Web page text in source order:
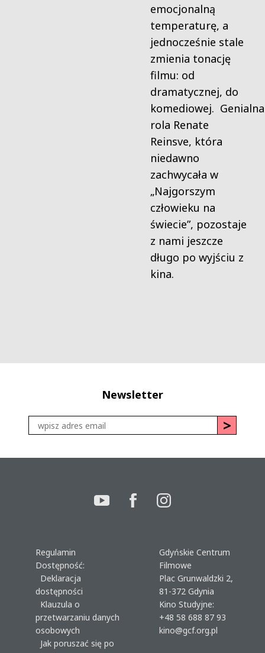
emocjonalną
temperaturę, a
jednocześnie stale
zmienia tonację
filmu: od
dramatycznej, do
komediowej. Genialna
rola Renate
Reinsve, która
niedawno
zachwycała w
„Najgorszym
człowieku na
świecie”, pozostaje
z nami jeszcze
długo po wyjściu z
kina.
Newsletter
Regulamin
Dostępność:
Deklaracja
dostępności
Klauzula o
przetwarzaniu danych
osobowych
Jak poruszać się po
Gdyńskie Centrum
Filmowe
Plac Grunwaldzki 2,
81-372 Gdynia
Kino Studyjne:
+48 58 688 87 93
kino@gcf.org.pl